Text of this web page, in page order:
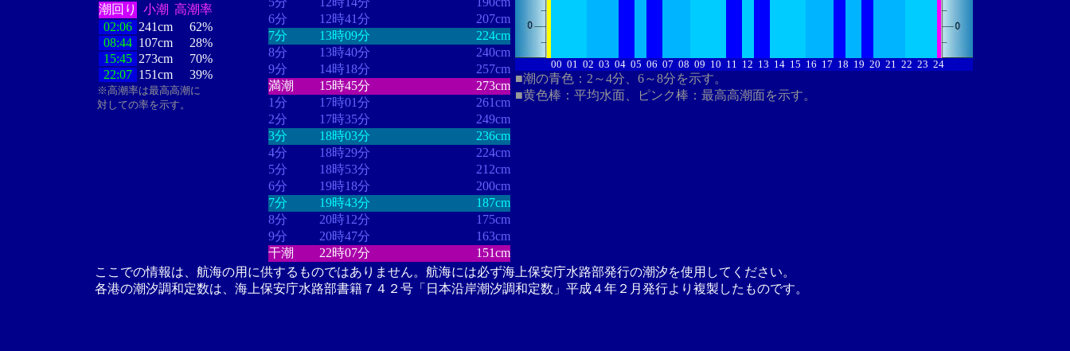
潮回り 小潮 高潮率
02:06 241cm
62%
08:44 107cm
28%
15:45 273cm
70%
22:07 151cm 39%
※高潮率は最高高潮に
対しての率を示す。
6分
12時41分
207cm
7分
13時09分
224cm
8分
13時40分
240cm
9分
14時18分
257cm
満潮
15時45分
273cm
1分
17時01分
261cm
2分
17時35分
249cm
3分
18時03分
236cm
4分
18時29分
224cm
5分
18時53分
212cm
6分
19時18分
200cm
7分
19時43分
187cm
8分
20時12分
175cm
9分
20時47分
163cm
干潮
22時07分 151cm
00 01 02 03 04 05 06 07 08 09 10 11 12 13 14 15 16 17 18 19 20 21 22 23 24
■潮の青色：2～4分、6～8分を示す。
■黄色棒：平均水面、ピンク棒：最高高潮面を示す。
ここでの情報は、航海の用に供するものではありません。航海には必ず海上保安庁水路部発行の潮汐を使用してください。
各港の潮汐調和定数は、海上保安庁水路部書籍７４２号「日本沿岸潮汐調和定数」平成４年２月発行より複製したものです。